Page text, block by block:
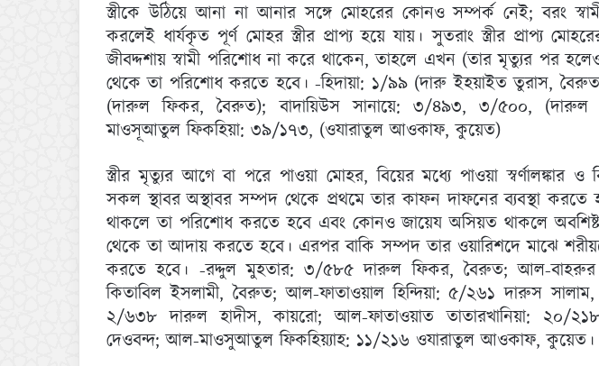
স্ত্রীকে উঠিয়ে আনা না আনার সঙ্গে মোহরের কোনও সম্পর্ক নেই; বরং
করলেই ধার্যকৃত পূর্ণ মোহর স্ত্রীর প্রাপ্য হয়ে যায়। সুতরাং স্ত্রীর প্রাপ্য
জীবদ্দশায় স্বামী পরিশোধ না করে থাকেন, তাহলে এখন (তার ‍মৃত্যুর পর
থেকে তা পরিশোধ করতে হবে। -হিদায়া: ১/৯৯ (দারু ইহয়াইত তুরাস,
(দারুল ফিকর, বৈরুত); বাদায়িউস সানায়ে: ৩/৪৯৩, ৩/৫০০,
মাওসূআতুল ফিকহিয়া: ৩৯/১৭৩, (ওযারাতুল আওকাফ, কুয়েত)
স্ত্রীর মৃত্যুর আগে বা পরে পাওয়া মোহর, বিয়ের মধ্যে পাওয়া স্বর্ণালঙ্কার
সকল স্থাবর অস্থাবর সম্পদ থেকে প্রথমে তার কাফন দাফনের ব্যবস্থা
থাকলে তা পরিশোধ করতে হবে এবং কোনও জায়েয অসিয়ত থাকলে
থেকে তা আদায় করতে হবে। এরপর বাকি সম্পদ তার ওয়ারিশদে মাঝে
করতে হবে। -রদ্দুল মুহতার: ৩/৫৮৫ দারুল ফিকর, বৈরুত; আল-
কিতাবিল ইসলামী, বৈরুত; আল-ফাতাওয়াল হিন্দিয়া: ৫/২৬১ দারুস
২/৬৩৮ দারুল হাদীস, কায়রো; আল-ফাতাওয়াত তাতারখানিয়া: ২০/
দেওবন্দ; আল-মাওসুআতুল ফিকহিয়্যাহ: ১১/২১৬ ওযারাতুল আওকাফ, কুয়েত।